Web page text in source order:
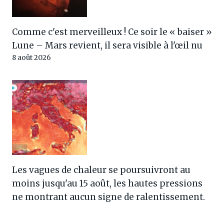
Comme c'est merveilleux ! Ce soir le « baiser »
Lune – Mars revient, il sera visible à l'œil nu
8 août 2026
Les vagues de chaleur se poursuivront au
moins jusqu'au 15 août, les hautes pressions
ne montrant aucun signe de ralentissement.